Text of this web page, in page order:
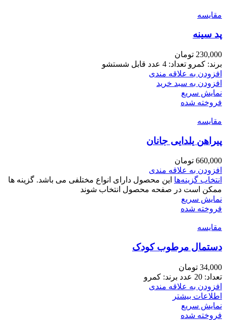
مقايسه
پد سینه
230,000 تومان
برند: کمرو تعداد: 4 عدد قابل شستشو
افزودن به علاقه مندی
افزودن به سبد خرید
نمایش سریع
فروخته شده
مقايسه
پیراهن یلدایی جانان
660,000 تومان
افزودن به علاقه مندی
انتخاب گزینه‌ها این محصول دارای انواع مختلفی می باشد. گزینه ها
ممکن است در صفحه محصول انتخاب شوند
نمایش سریع
فروخته شده
مقايسه
دستمال مرطوب کودک
34,000 تومان
تعداد: 20 عدد برند: کمرو
افزودن به علاقه مندی
اطلاعات بیشتر
نمایش سریع
فروخته شده